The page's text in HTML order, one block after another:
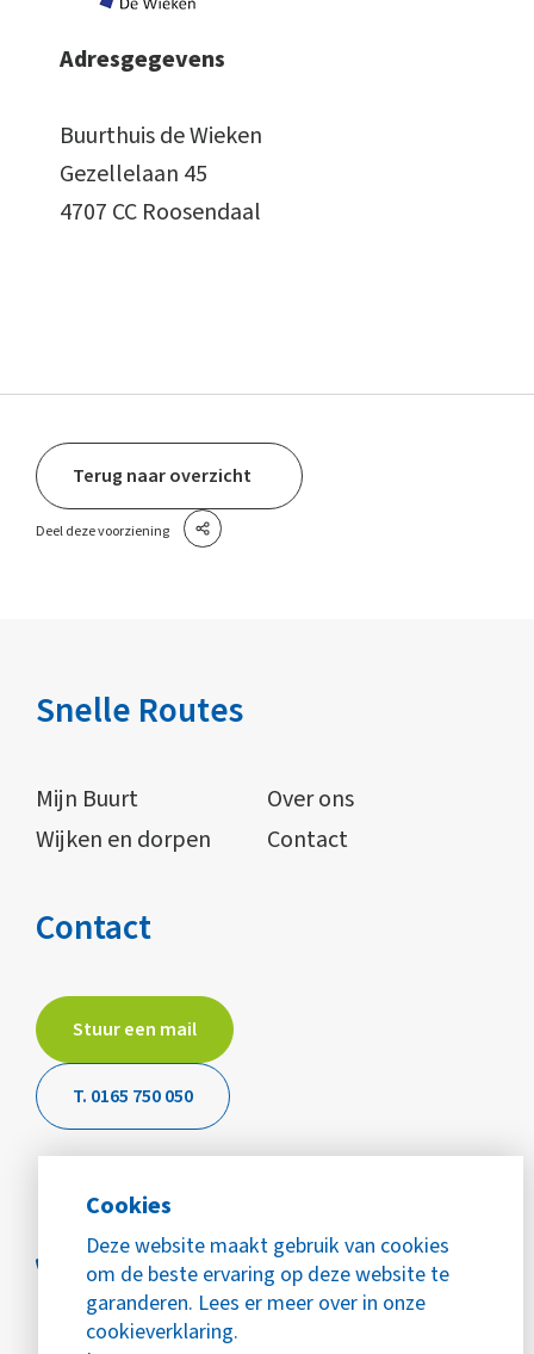
Cookies
Deze website maakt gebruik van cookies
om de beste ervaring op deze website te
garanderen. Lees er meer over in onze
cookieverklaring.
Adresgegevens
Buurthuis de Wieken
Gezellelaan 45
4707 CC Roosendaal
Terug naar overzicht
Deel deze voorziening
Snelle Routes
Mijn Buurt
Over ons
Wijken en dorpen
Contact
Contact
Stuur een mail
T. 0165 750 050